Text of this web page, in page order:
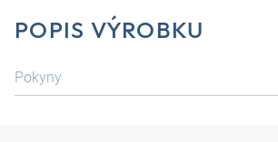
POPIS VÝROBKU
Pokyny